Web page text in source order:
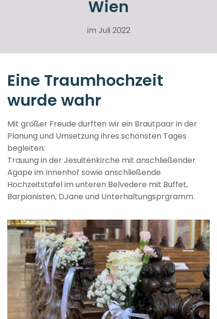
Wien
im Juli 2022
Eine Traumhochzeit
wurde wahr
Mit großer Freude durften wir ein Brautpaar in der
Planung und Umsetzung ihres schönsten Tages
begleiten:
Trauung in der Jesuitenkirche mit anschließender
Agape im Innenhof sowie anschließende
Hochzeitstafel im unteren Belvedere mit Buffet,
Barpianisten, DJane und Unterhaltungsprgramm.